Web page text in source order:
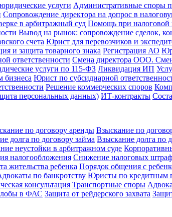
услуги Административные споры
Сопровождение директора на допрос в
в арбитражный суд Помощь при налоговой
Вывод на рынок: сопровождение сделок,
счета Юрист для перевозчиков и
и защита товарного знака Регистрация АО
ответственности Смена директора ООО.
услуги по 115-ФЗ Ликвидация ИП
бизнеса Юрист по субсидиарной
Решение коммерческих споров
персональных данных) ИТ-контракты
по договору аренды Взыскание по
долга по договору займа Взыскание долга по
неустойки в арбитражном суде
налогообложения Снижение налоговых
жительства ребенка Порядок общения с
по банкротству Юристы по кредитным
консультация Транспортные споры
в ФАС Защита от рейдерского захвата